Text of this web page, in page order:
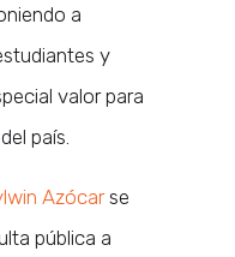
a
y
valor para
país.
Azócarse
pública a